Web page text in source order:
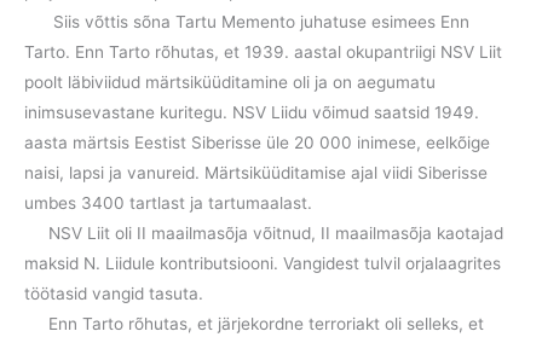
Siis võttis sõna Tartu Memento juhatuse esimees Enn
Tarto. Enn Tarto rõhutas, et 1939. aastal okupantriigi NSV Liit
poolt läbiviidud märtsiküüditamine oli ja on aegumatu
inimsusevastane kuritegu. NSV Liidu võimud saatsid 1949.
aasta märtsis Eestist Siberisse üle 20 000 inimese, eelkõige
naisi, lapsi ja vanureid. Märtsiküüditamise ajal viidi Siberisse
umbes 3400 tartlast ja tartumaalast.
NSV Liit oli II maailmasõja võitnud, II maailmasõja kaotajad
maksid N. Liidule kontributsiooni. Vangidest tulvil orjalaagrites
töötasid vangid tasuta.
Enn Tarto rõhutas, et järjekordne terroriakt oli selleks, et